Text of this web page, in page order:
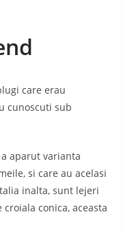
care erau
cunoscuti sub
aparut varianta
si care au acelasi
inalta, sunt lejeri
conica, aceasta